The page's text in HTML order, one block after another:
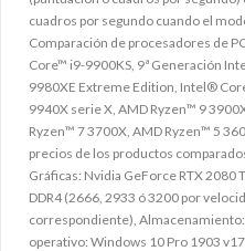
cuadros por segundo cuando el
Comparación de procesadores de
Core™ i9-9900KS, 9ª Generación
9980XE Extreme Edition, Intel®
9940X serie X, AMD Ryzen™ 9
Ryzen™ 7 3700X, AMD Ryzen™ 5
precios de los productos
Gráficas: Nvidia GeForce RTX 2080
DDR4 (2666, 2933 ó 3200 por
correspondiente), Almacenamiento:
operativo: Windows 10 Pro 1903